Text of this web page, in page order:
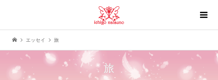
エッセイ 旅
旅